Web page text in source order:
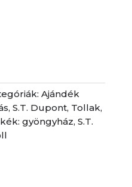
Ajándék
, S.T. Dupont, Tollak,
gyöngyház, S.T.